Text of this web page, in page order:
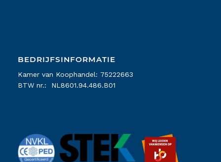
BEDRIJFSINFORMATIE
Kamer van Koophandel: 75222663
BTW nr.: NL8601.94.486.B01